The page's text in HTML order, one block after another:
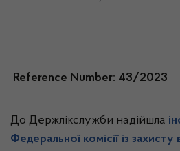
Reference Number: 43/2023
До Держлікслужби надійшла
Федеральної комісії із захисту